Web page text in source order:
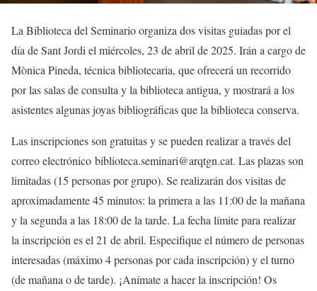
La Biblioteca del Seminario organiza dos visitas guiadas por el
día de Sant Jordi el miércoles, 23 de abril de 2025. Irán a cargo de
Mònica Pineda, técnica bibliotecaria, que ofrecerá un recorrido
por las salas de consulta y la biblioteca antigua, y mostrará a los
asistentes algunas joyas bibliográficas que la biblioteca conserva.
Las inscripciones son gratuitas y se pueden realizar a través del
correo electrónico biblioteca.seminari@arqtgn.cat. Las plazas son
limitadas (15 personas por grupo). Se realizarán dos visitas de
aproximadamente 45 minutos: la primera a las 11:00 de la mañana
y la segunda a las 18:00 de la tarde. La fecha límite para realizar
la inscripción es el 21 de abril. Especifique el número de personas
interesadas (máximo 4 personas por cada inscripción) y el turno
(de mañana o de tarde). ¡Anímate a hacer la inscripción! Os